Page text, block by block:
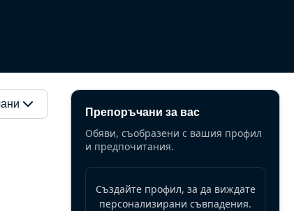
Препоръчани за вас
Обяви, съобразени с вашия профил
и предпочитания.
Създайте профил, за да виждате
персонализирани съвпадения.